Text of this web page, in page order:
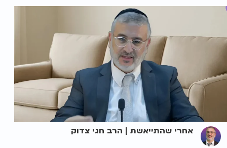
אחרי שהתייאשת | הרב חגי צדוק